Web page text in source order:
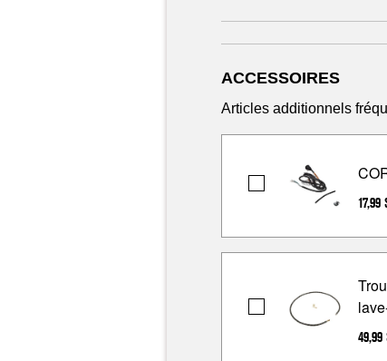
ACCESSOIRES
Articles additionnels
CORD-
POWER
17,99
Trousse
d'installation
49,99